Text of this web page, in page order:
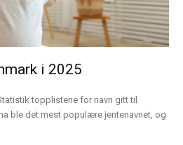
i 2025
topplistene for navn gitt til
ble det mest populære jentenavnet, og